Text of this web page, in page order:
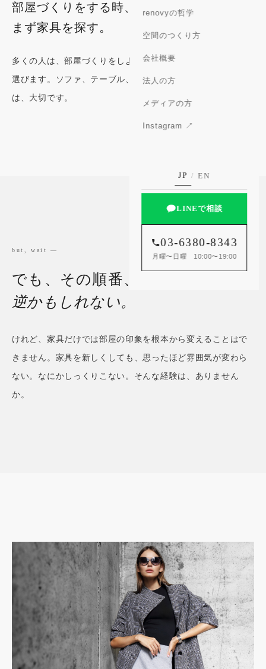
renovyの哲学
空間のつくり方
会社概要
法人の方
メディアの方
Instagram ↗
JP / EN
LINEで相談
03-6380-8343
月曜〜日曜 10:00〜19:00
部屋づくりをする時、
まず家具を探す。
多くの人は、部屋づくりをしようと思ったとき、まず家具を
選びます。ソファ、テーブル、照明、ラグ。もちろん家具
は、大切です。
but, wait —
でも、その順番、
逆かもしれない。
けれど、家具だけでは部屋の印象を根本から変えることはで
きません。家具を新しくしても、思ったほど雰囲気が変わら
ない。なにかしっくりこない。そんな経験は、ありません
か。